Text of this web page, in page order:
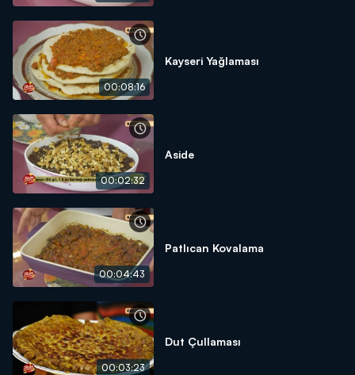
00:08:16
Kayseri Yağlaması
00:02:32
Aside
00:04:43
Patlıcan Kovalama
00:03:23
Dut Çullaması